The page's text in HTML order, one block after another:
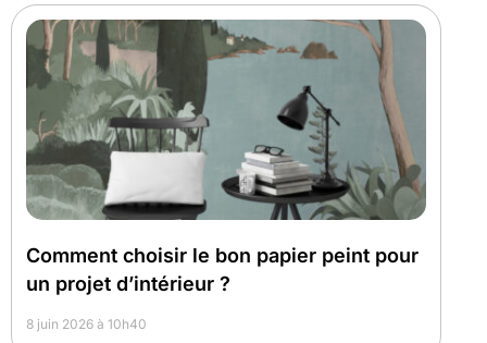
Comment choisir le bon papier peint pour
un projet d’intérieur ?
8 juin 2026 à 10h40